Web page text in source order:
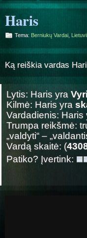
Haris
Tema: Berniukų Vardai
Ką reiškia vardas
Lytis: Haris yra
Kilmė: Haris yra
Vardadienis:
Trumpa reikšmė:
„valdyti“ –
Vardą skaitė: (
Patiko? Įvertink: